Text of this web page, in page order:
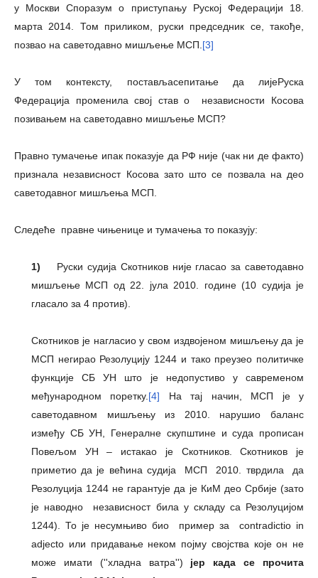
у Москви Споразум о приступању Руској Федерацији 18.
марта 2014. Том приликом, руски председник се, такође,
позвао на саветодавно мишљење МСП. [3]
У том контексту, постављасепитање да лиjeРуска
Федерација променила свој став о независности Косова
позивањем на саветодавно мишљење МСП?
Правно тумачење ипак показује да РФ није (чак ни де факто)
признала независност Косова зато што се позвала на део
саветодавног мишљења МСП.
Следеће правне чињенице и тумачења то показују:
1) Руски судија Скотников није гласао за саветодавно
мишљење МСП од 22. јула 2010. године (10 судија је
гласало за 4 против).
Скотников је нагласио у свом издвојеном мишљењу да је
МСП негирао Резолуцију 1244 и тако преузео политичке
функције СБ УН што је недопустиво у савременом
међународном поретку. [4] На тај начин, МСП је у
саветодавном мишљењу из 2010. нарушио баланс
између СБ УН, Генералне скупштине и суда прописан
Повељом УН – истакао је Скотников. Скотников је
приметио да је већина судија МСП 2010. тврдила да
Резолуција 1244 не гарантује да је КиМ део Србије (зато
је наводно независност била у складу са Резолуцијом
1244). То је несумњиво био пример за contradictio in
adjecto или придавање неком појму својства које он не
може имати (''хладна ватра'') јер када се прочита